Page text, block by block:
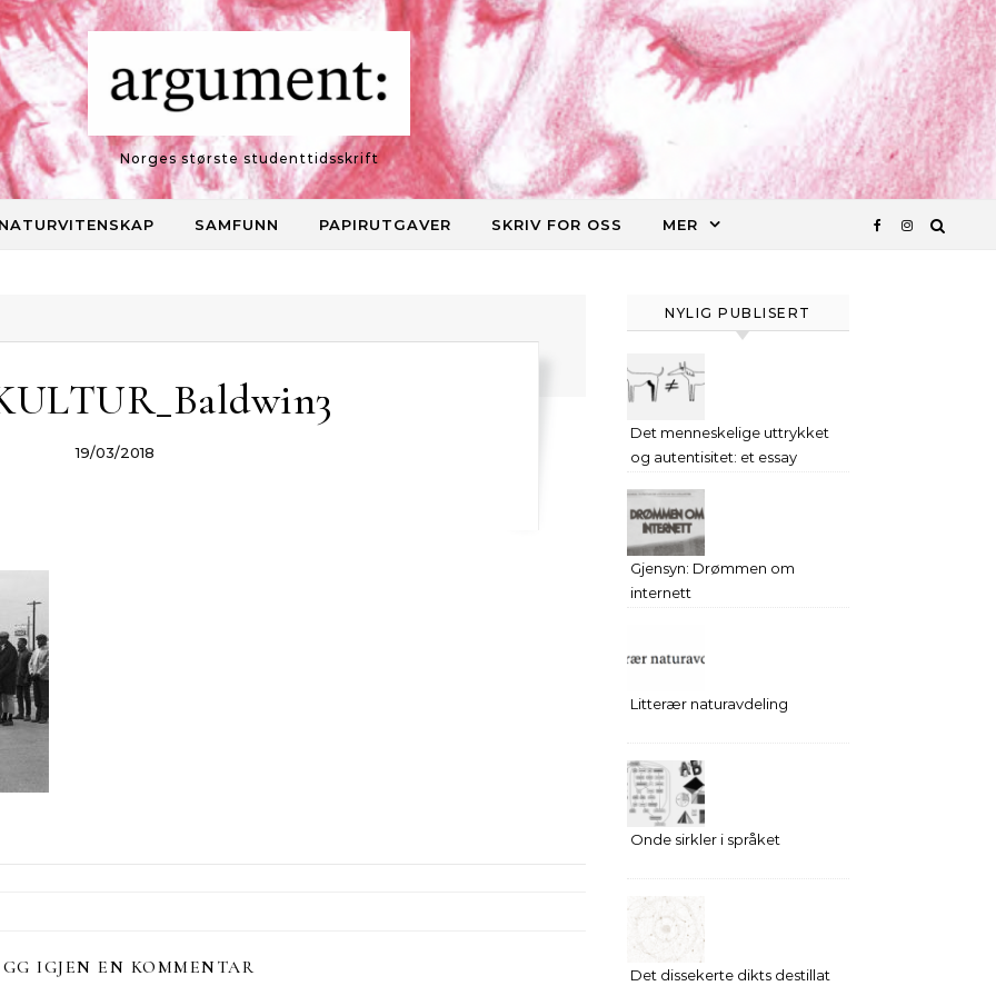
Norges største studenttidsskrift
SAMFUNN PAPIRUTGAVER SKRIV FOR OSS MER
19/03/2018
IGJEN EN KOMMENTAR
NYLIG PUBLISERT
Det menneskelige uttrykket
og autentisitet: et essay
Gjensyn: Drømmen om
internett
Litterær naturavdeling
Onde sirkler i språket
Det dissekerte dikts destillat